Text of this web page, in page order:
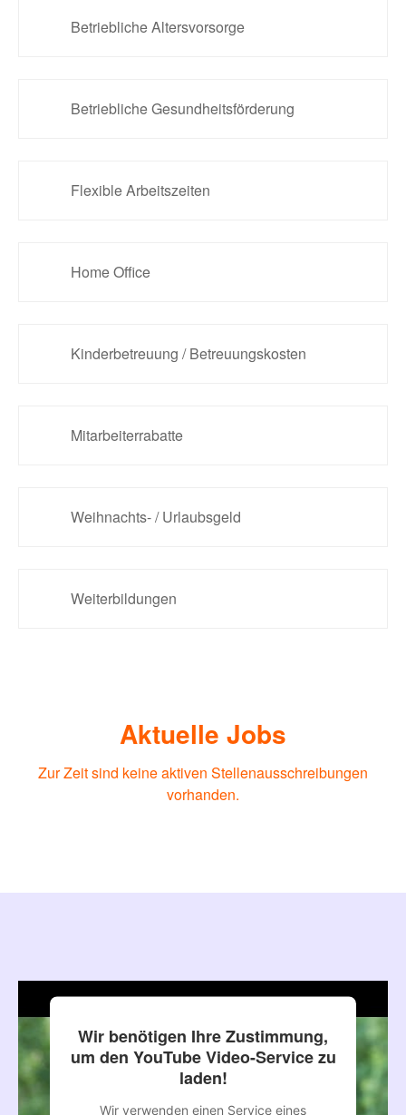
Betriebliche Altersvorsorge
Betriebliche Gesundheitsförderung
Flexible Arbeitszeiten
Home Office
Kinderbetreuung / Betreuungskosten
Mitarbeiterrabatte
Weihnachts- / Urlaubsgeld
Weiterbildungen
Aktuelle Jobs
Zur Zeit sind keine aktiven Stellenausschreibungen
vorhanden.
Wir benötigen Ihre Zustimmung,
um den YouTube Video-Service zu
laden!
Wir verwenden einen Service eines